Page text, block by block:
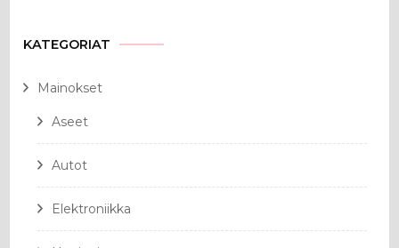
KATEGORIAT
Mainokset
Aseet
Autot
Elektroniikka